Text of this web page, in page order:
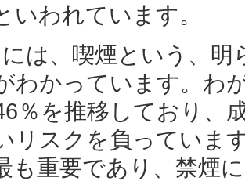
いわれています。
は、喫煙という、
わかっています。わ
％を推移しており、
リスクを負っていま
も重要であり、禁煙